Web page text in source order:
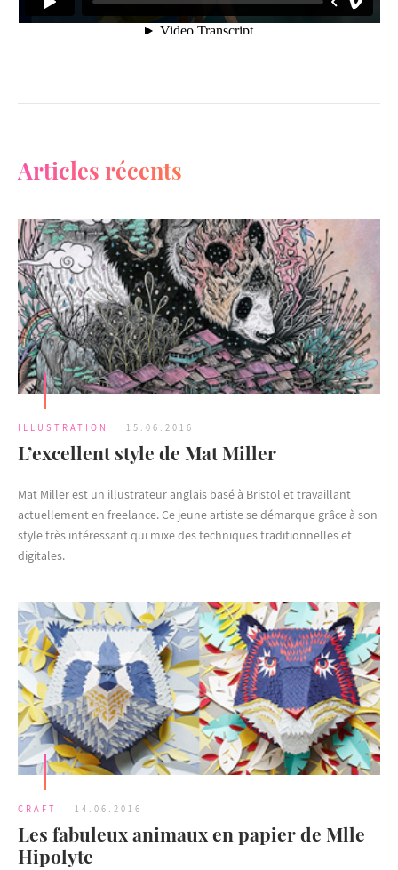
Articles récents
ILLUSTRATION 15.06.2016
L’excellent style de Mat Miller
Mat Miller est un illustrateur anglais basé à Bristol et travaillant
actuellement en freelance. Ce jeune artiste se démarque grâce à son
style très intéressant qui mixe des techniques traditionnelles et
digitales.
CRAFT 14.06.2016
Les fabuleux animaux en papier de Mlle
Hipolyte